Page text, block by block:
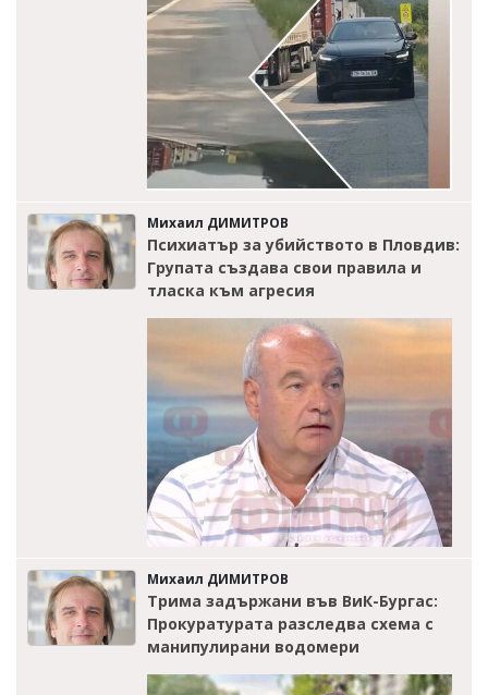
Михаил ДИМИТРОВ
Психиатър за убийството в Пловдив:
Групата създава свои правила и
тласка към агресия
Михаил ДИМИТРОВ
Трима задържани във ВиК-Бургас:
Прокуратурата разследва схема с
манипулирани водомери